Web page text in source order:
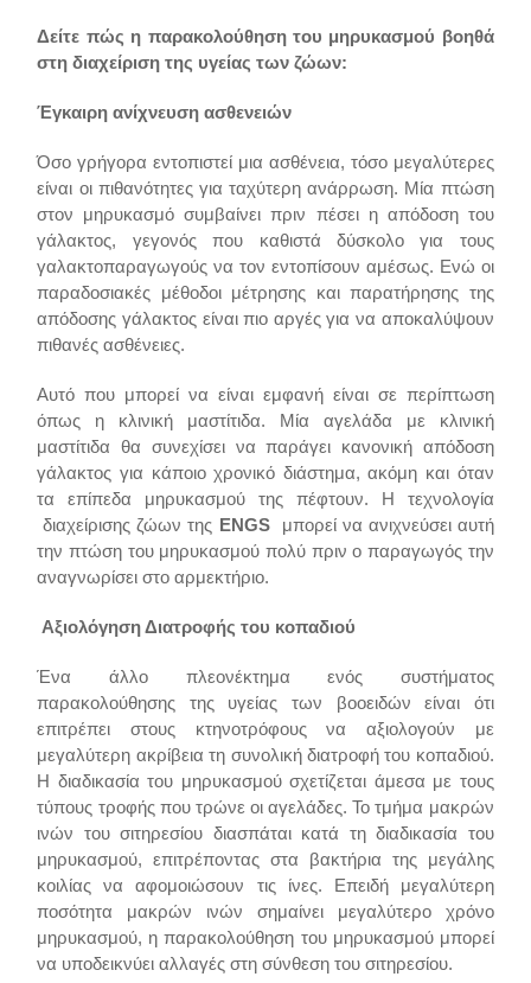
Δείτε πώς η παρακολούθηση του μηρυκασμού βοηθά
στη διαχείριση της υγείας των ζώων:
Έγκαιρη ανίχνευση ασθενειών
Όσο γρήγορα εντοπιστεί μια ασθένεια, τόσο μεγαλύτερες
είναι οι πιθανότητες για ταχύτερη ανάρρωση. Μία πτώση
στον μηρυκασμό συμβαίνει πριν πέσει η απόδοση του
γάλακτος, γεγονός που καθιστά δύσκολο για τους
γαλακτοπαραγωγούς να τον εντοπίσουν αμέσως. Ενώ οι
παραδοσιακές μέθοδοι μέτρησης και παρατήρησης της
απόδοσης γάλακτος είναι πιο αργές για να αποκαλύψουν
πιθανές ασθένειες.
Αυτό που μπορεί να είναι εμφανή είναι σε περίπτωση
όπως η κλινική μαστίτιδα. Μία αγελάδα με κλινική
μαστίτιδα θα συνεχίσει να παράγει κανονική απόδοση
γάλακτος για κάποιο χρονικό διάστημα, ακόμη και όταν
τα επίπεδα μηρυκασμού της πέφτουν. Η τεχνολογία
διαχείρισης ζώων της ENGSμπορεί να ανιχνεύσει αυτή
την πτώση του μηρυκασμού πολύ πριν ο παραγωγός την
αναγνωρίσει στο αρμεκτήριο.
Αξιολόγηση Διατροφής του κοπαδιού
Ένα άλλο πλεονέκτημα ενός συστήματος
παρακολούθησης της υγείας των βοοειδών είναι ότι
επιτρέπει στους κτηνοτρόφους να αξιολογούν με
μεγαλύτερη ακρίβεια τη συνολική διατροφή του κοπαδιού.
Η διαδικασία του μηρυκασμού σχετίζεται άμεσα με τους
τύπους τροφής που τρώνε οι αγελάδες. Το τμήμα μακρών
ινών του σιτηρεσίου διασπάται κατά τη διαδικασία του
μηρυκασμού, επιτρέποντας στα βακτήρια της μεγάλης
κοιλίας να αφομοιώσουν τις ίνες. Επειδή μεγαλύτερη
ποσότητα μακρών ινών σημαίνει μεγαλύτερο χρόνο
μηρυκασμού, η παρακολούθηση του μηρυκασμού μπορεί
να υποδεικνύει αλλαγές στη σύνθεση του σιτηρεσίου.